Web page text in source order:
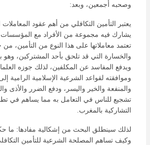
وصحبه أجمعين، وبعد:
يعتبر التأمين التكافلي من أهم عقود المعاملات
يشارك فيه مجموعة من الأفراد مع المؤسسات
تعتمد معاملاتها على هذا النوع من التأمين،
والخسارة التي قد تلحق بأحد المشتركين، وهو
ويدفع المفاسد عن المكلفين، لذلك جوزه
وموافقته لقواعد الشرعية الإسلامية الرامية
والمنفعة والخير واليسر، ودفع الضرر والأذى
تشجيع للناس في التعامل به مما يساهم في
التشاركية بالمغرب.
لذلك سينطلق البحث من إشكالية مفادها: ما
وكيف تساهم المصلحة الشرعية للتأمين